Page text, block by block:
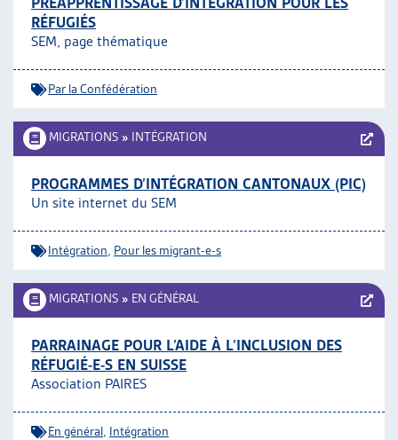
RÉFUGIÉS
SEM, page thématique
Par la Confédération
MIGRATIONS » INTÉGRATION
PROGRAMMES D’INTÉGRATION CANTONAUX (PIC)
Un site internet du SEM
Intégration Pour les migrant-e-s
MIGRATIONS » EN GÉNÉRAL
PARRAINAGE POUR L’AIDE À L’INCLUSION DES
RÉFUGIÉ-E-S EN SUISSE
Association PAIRES
En général Intégration